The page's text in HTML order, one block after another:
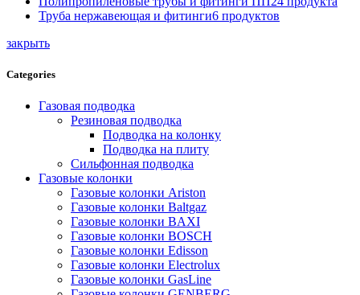
Труба нержавеющая и фитинги6 продуктов
закрыть
Categories
Газовая подводка
Резиновая подводка
Подводка на колонку
Подводка на плиту
Сильфонная подводка
Газовые колонки
Газовые колонки Ariston
Газовые колонки Baltgaz
Газовые колонки BAXI
Газовые колонки BOSCH
Газовые колонки Edisson
Газовые колонки Electrolux
Газовые колонки GasLine